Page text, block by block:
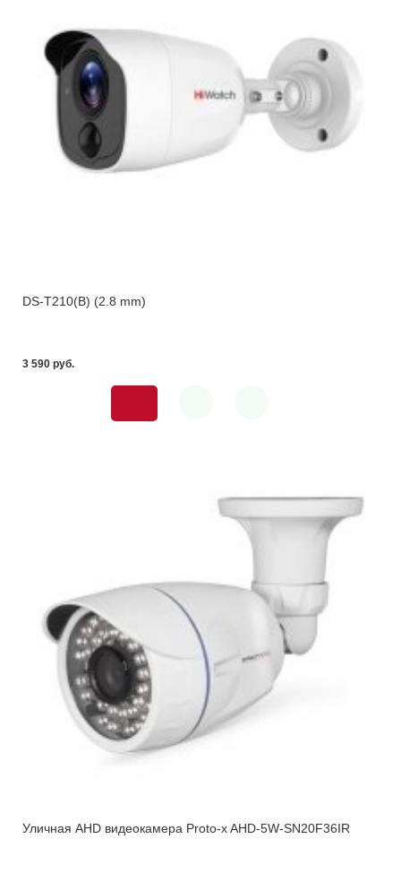
DS-T210(B) (2.8 mm)
3 590 pуб.
Уличная AHD видеокамера Proto-x AHD-5W-SN20F36IR